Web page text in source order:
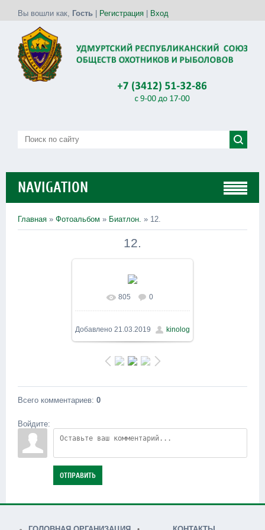
Вы вошли как, Гость Регистрация Вход
NAVIGATION
Главная » Фотоальбом » Биатлон. » 12.
12.
В реальном размере
800x600/ 243.9Kb
805 0
Добавлено 21.03.2019 kinolog
Всего комментариев: 0
Войдите:
ОТПРАВИТЬ